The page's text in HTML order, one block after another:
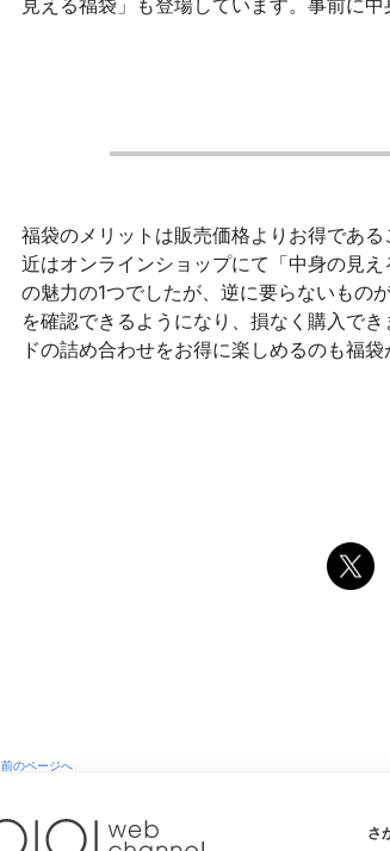
福袋のメリットは販売価格よりお得であ
近はオンラインショップにて「中身の見
の魅力の1つでしたが、逆に要らないもの
を確認できるようになり、損なく購入で
ドの詰め合わせをお得に楽しめるのも福袋
前のページへ
さ